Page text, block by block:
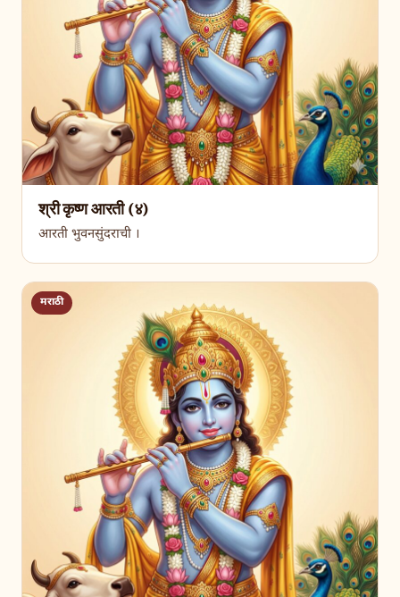
श्री कृष्ण आरती (४)
आरती भुवनसुंदराची ।
मराठी